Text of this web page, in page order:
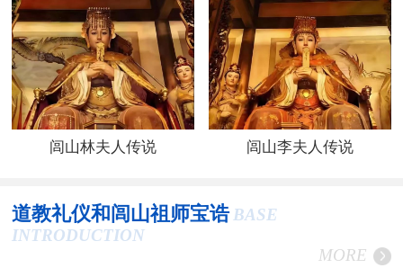
闾山林夫人传说 闾山李夫人传说
道教礼仪和闾山祖师宝诰 BASE
INTRODUCTION
MORE